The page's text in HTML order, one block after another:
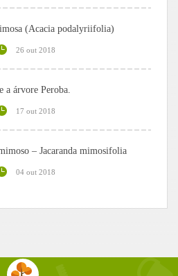
(Acacia podalyriifolia)
26 out 2018
a árvore Peroba.
17 out 2018
– Jacaranda mimosifolia
04 out 2018